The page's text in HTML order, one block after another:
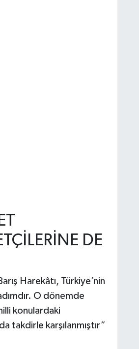
DE
Harekâtı, Türkiye’nin
O dönemde
konulardaki
takdirle karşılanmıştır”